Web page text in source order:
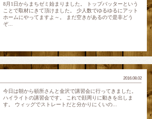
8月1日からまちゼミ始まりました。 トップバッターという
ことで取材にきて頂けました。 少人数でゆるゆるにアット
ホームにやってますよ～。 まだ空きがあるので是非どう
ぞ...
2016.08.02
今日は朝から頓所さんと金沢で講習会に行ってきました。
ハイライトの講習会です。 これで顔周りに動きを出しま
す。 ウィッグでストレートだと分かりにくいの...